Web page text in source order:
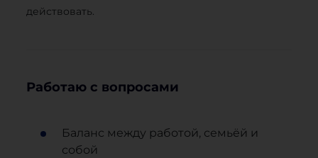
действовать.
Работаю с вопросами
Баланс между работой, семьёй и
собой